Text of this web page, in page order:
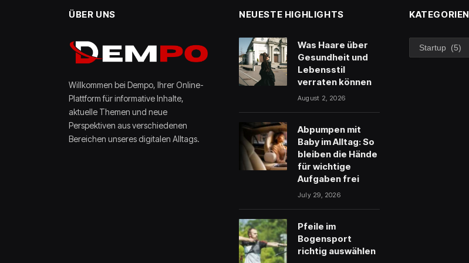
ÜBER UNS
Willkommen bei Dempo, Ihrer Online-
Plattform für informative Inhalte,
aktuelle Themen und neue
Perspektiven aus verschiedenen
Bereichen unseres digitalen Alltags.
NEUESTE HIGHLIGHTS
Was Haare über
Gesundheit und
Lebensstil
verraten können
August 2, 2026
Abpumpen mit
Baby im Alltag: So
bleiben die Hände
für wichtige
Aufgaben frei
July 29, 2026
Pfeile im
Bogensport
richtig auswählen
KATEGORIEN
Kategorien